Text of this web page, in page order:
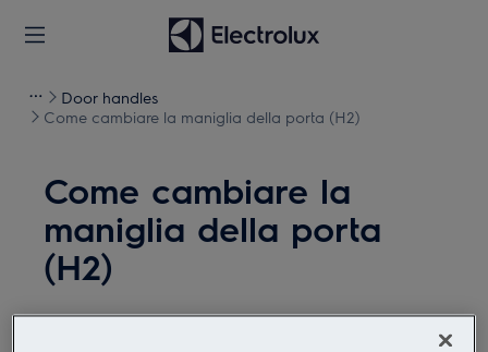
Door handles
Come cambiare la maniglia della porta (H2)
Come cambiare la
maniglia della porta
(H2)
Soluzione